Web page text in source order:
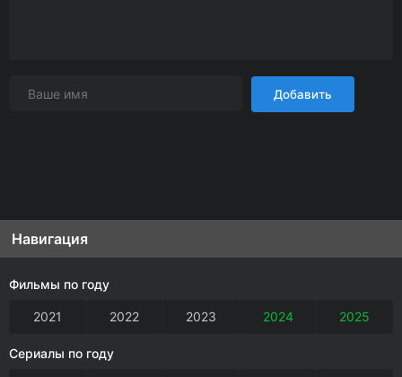
Добавить
Навигация
Фильмы по году
2021 2022 2023 2024 2025
Сериалы по году